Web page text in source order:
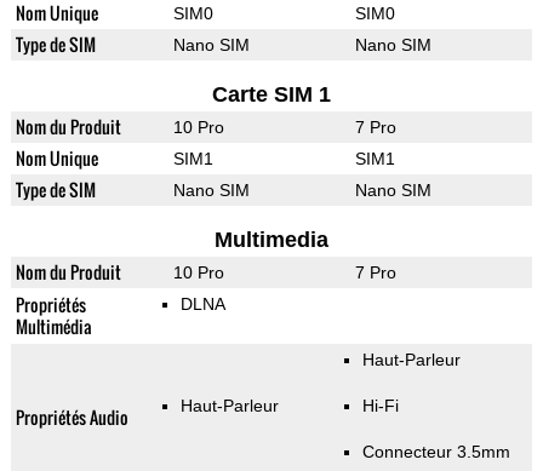
Nom Unique SIM0 SIM0
Type de SIM Nano SIM Nano SIM
Carte SIM 1
Nom du Produit 10 Pro 7 Pro
Nom Unique SIM1 SIM1
Type de SIM Nano SIM Nano SIM
Multimedia
Nom du Produit 10 Pro 7 Pro
Propriétés
Multimédia
DLNA
Propriétés Audio Haut-Parleur
Haut-Parleur
Hi-Fi
Connecteur 3.5mm